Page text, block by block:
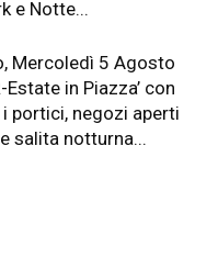
e Notte...
Mercoledì 5 Agosto
Estate in Piazza’ con
portici, negozi aperti
salita notturna...